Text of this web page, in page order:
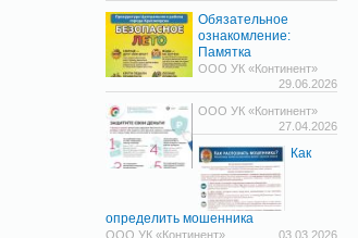
Обязательное
ознакомление:
Памятка
ООО УК «Континент»
29.06.2026
ООО УК «Континент»
27.04.2026
Как
определить мошенника
ООО УК «Континент» 03.03.2026